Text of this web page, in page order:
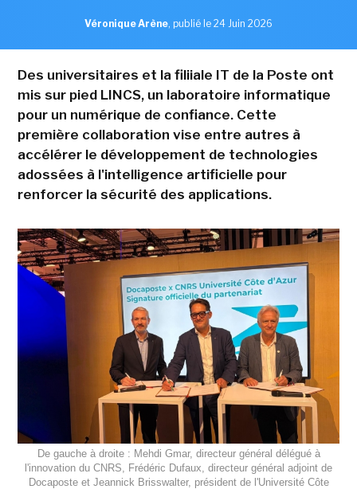
Véronique Arène, publié le 24 Juin 2026
Des universitaires et la filiiale IT de la Poste ont
mis sur pied LINCS, un laboratoire informatique
pour un numérique de confiance. Cette
première collaboration vise entre autres à
accélérer le développement de technologies
adossées à l'intelligence artificielle pour
renforcer la sécurité des applications.
De gauche à droite : Mehdi Gmar, directeur général délégué à
l'innovation du CNRS, Frédéric Dufaux, directeur général adjoint de
Docaposte et Jeannick Brisswalter, président de l'Université Côte